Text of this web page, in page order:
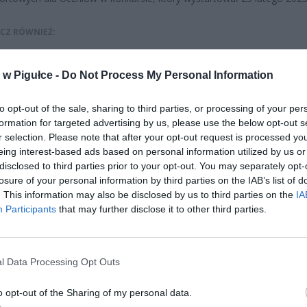
Pigułce - Do Not Process My Personal Information
opt-out of the sale, sharing to third parties, or processing of your
for targeted advertising by us, please use the below opt-out
selection. Please note that after your opt-out request is processed
interest-based ads based on personal information utilized by us
to third parties prior to your opt-out. You may separately
of your personal information by third parties on the IAB’s list of
This information may also be disclosed by us to third parties on the
Participants that may further disclose it to other third parties.
Data Processing Opt Outs
opt-out of the Sharing of my personal data.
RÓWNIEŻ:
przecenił hit do kuchni. Air fryer tańszy aż o 150 zł, a to
dla milionów polskich rodzin. ZUS wypłacił już 173 mln
wciąż można składać
2026 12:56